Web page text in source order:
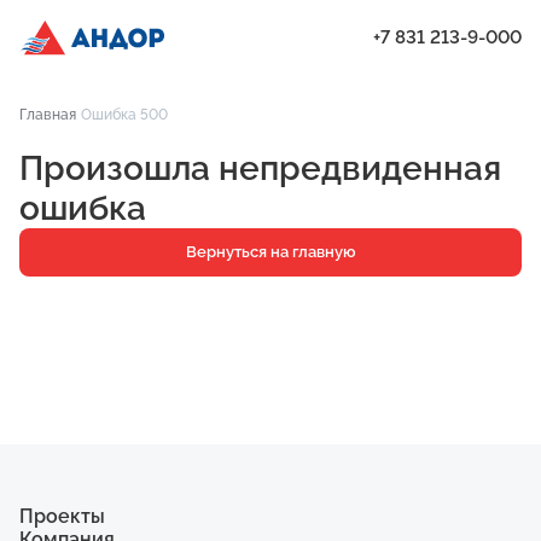
Проекты
Квартиры
Паркинг
Кладовые
+7 831 213-9-000
Главная Ошибка 500
Произошла непредвиденная
ошибка
Вернуться на главную
Проекты